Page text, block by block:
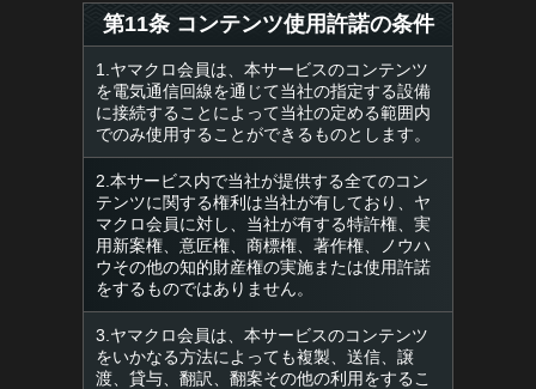
第11条 コンテンツ使用許諾の条件
1.ヤマクロ会員は、本サービスのコンテンツ
を電気通信回線を通じて当社の指定する設備
に接続することによって当社の定める範囲内
でのみ使用することができるものとします。
2.本サービス内で当社が提供する全てのコン
テンツに関する権利は当社が有しており、ヤ
マクロ会員に対し、当社が有する特許権、実
用新案権、意匠権、商標権、著作権、ノウハ
ウその他の知的財産権の実施または使用許諾
をするものではありません。
3.ヤマクロ会員は、本サービスのコンテンツ
をいかなる方法によっても複製、送信、譲
渡、貸与、翻訳、翻案その他の利用をするこ